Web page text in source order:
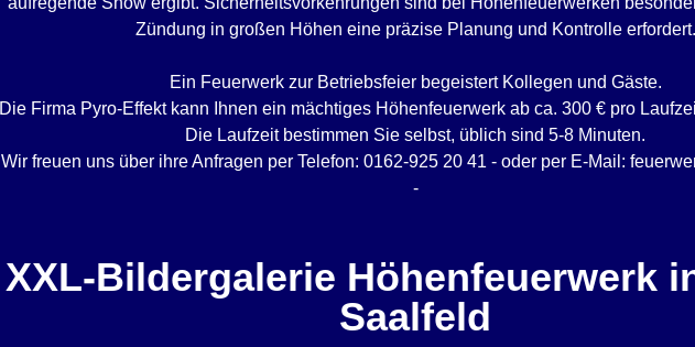
Zündung in großen Höhen eine präzise Planung und Kontrolle erfordert.
Ein Feuerwerk zur Betriebsfeier begeistert Kollegen und Gäste.
Die Firma Pyro-Effekt kann Ihnen ein mächtiges Höhenfeuerwerk ab ca. 300 € pro
Die Laufzeit bestimmen Sie selbst, üblich sind 5-8 Minuten.
Wir freuen uns über ihre Anfragen per Telefon: 0162-925 20 41 - oder per E-Mail:
-
XXL-Bildergalerie Höhenfeuerwerk
Saalfeld